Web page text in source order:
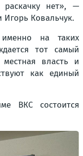
нет», —
Игорь Ковальчук.
на таких
тот самый
местная власть и
как единый
ВКС состоится